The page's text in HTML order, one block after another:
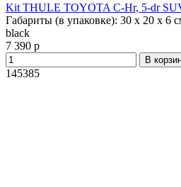
Kit THULE TOYOTA C-Hr, 5-dr
Габариты (в упаковке): 30 х 20 х 6
black
7 390 р
В
145385